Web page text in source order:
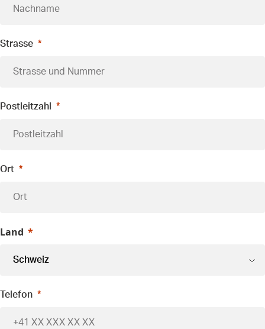
Strasse
Postleitzahl
Ort
Land
Telefon